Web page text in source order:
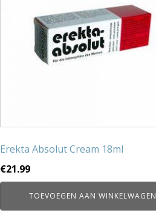
Erekta Absolut Cream 18ml
€21.99
TOEVOEGEN AAN WINKELWAGEN